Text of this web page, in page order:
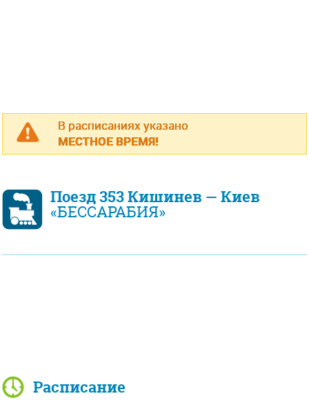
В расписаниях указано
МЕСТНОЕ ВРЕМЯ!
Поезд 353 Кишинев — Киев
«БЕССАРАБИЯ»
Расписание